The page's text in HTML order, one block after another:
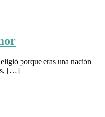
porque eras una nación
[…]